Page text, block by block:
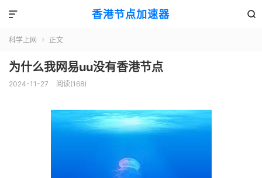
香港节点加速器 

科学上网  正文
为什么我网易uu没有香港节点
2024-11-27 阅读(168)